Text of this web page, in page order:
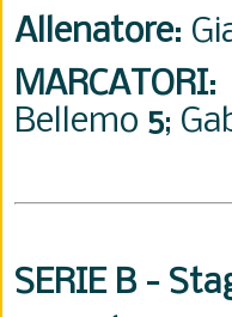
Allenatore:
MARCATORI:
Bellemo 5;
SERIE B -